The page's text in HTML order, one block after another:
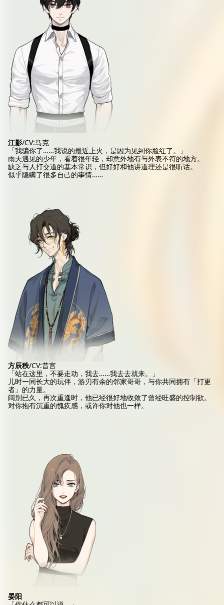
江影/CV:马克
「我骗你了……我说的最近上火，是因为见到你脸红了。」
雨天遇见的少年，看着很年轻，却意外地有与外表不符的地方。
缺乏与人打交道的基本常识，但好好和他讲道理还是很听话。
似乎隐瞒了很多自己的事情……
方辰秩/CV:昔言
「站在这里，不要走动，我去……我去去就来。」
儿时一同长大的玩伴，游刃有余的邻家哥哥，与你共同拥有「打更
者」的力量。
阔别已久，再次重逢时，他已经很好地收敛了曾经旺盛的控制欲。
对你抱有沉重的愧疚感，或许你对他也一样。
晏阳